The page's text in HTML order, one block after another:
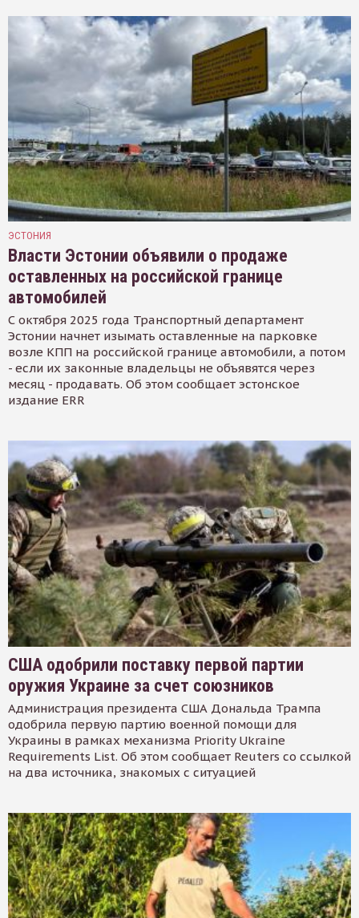
ЭСТОНИЯ
Власти Эстонии объявили о продаже
оставленных на российской границе
автомобилей
С октября 2025 года Транспортный департамент
Эстонии начнет изымать оставленные на парковке
возле КПП на российской границе автомобили, а потом
- если их законные владельцы не объявятся через
месяц - продавать. Об этом сообщает эстонское
издание ERR
США одобрили поставку первой партии
оружия Украине за счет союзников
Администрация президента США Дональда Трампа
одобрила первую партию военной помощи для
Украины в рамках механизма Priority Ukraine
Requirements List. Об этом сообщает Reuters со ссылкой
на два источника, знакомых с ситуацией